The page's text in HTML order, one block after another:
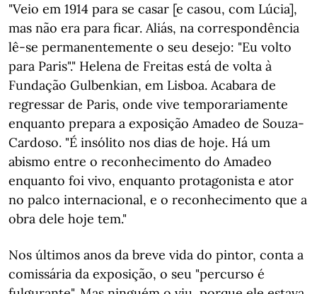
"Veio em 1914 para se casar [e casou, com Lúcia],
mas não era para ficar. Aliás, na correspondência
lê-se permanentemente o seu desejo: "Eu volto
para Paris"." Helena de Freitas está de volta à
Fundação Gulbenkian, em Lisboa. Acabara de
regressar de Paris, onde vive temporariamente
enquanto prepara a exposição Amadeo de Souza-
Cardoso. "É insólito nos dias de hoje. Há um
abismo entre o reconhecimento do Amadeo
enquanto foi vivo, enquanto protagonista e ator
no palco internacional, e o reconhecimento que a
obra dele hoje tem."
Nos últimos anos da breve vida do pintor, conta a
comissária da exposição, o seu "percurso é